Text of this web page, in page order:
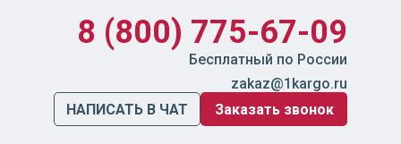
8 (800) 775-67-09
Бесплатный по России
zakaz@1kargo.ru
НАПИСАТЬ В ЧАТ
Заказать звонок